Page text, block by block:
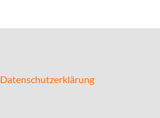
Datenschutzerklärung